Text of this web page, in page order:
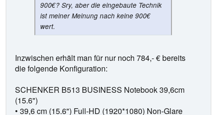
900€? Sry, aber die eingebaute Technik
ist meiner Meinung nach keine 900€
wert.
Inzwischen erhält man für nur noch 784,- € bereits
die folgende Konfiguration:
SCHENKER B513 BUSINESS Notebook 39,6cm
(15.6")
• 39,6 cm (15.6") Full-HD (1920*1080) Non-Glare